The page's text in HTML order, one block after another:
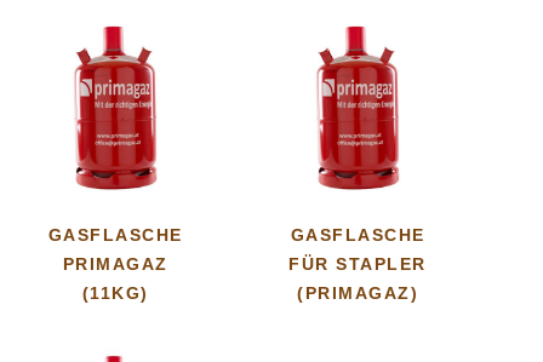
GASFLASCHE
PRIMAGAZ
(11KG)
GASFLASCHE
FÜR STAPLER
(PRIMAGAZ)